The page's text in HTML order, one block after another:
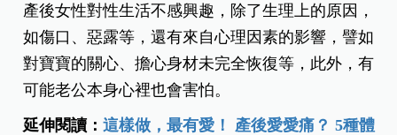
產後女性對性生活不感興趣，除了生理上的原因，
如傷口、惡露等，還有來自心理因素的影響，譬如
對寶寶的關心、擔心身材未完全恢復等，此外，有
可能老公本身心裡也會害怕。
延伸閱讀：這樣做，最有愛！ 產後愛愛痛？ 5種體